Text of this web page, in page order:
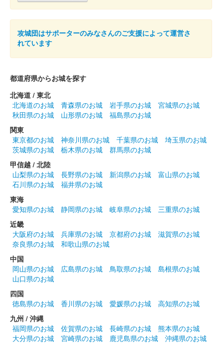
攻城団はサポーターのみなさんのご支援によって運営さ
れています
都道府県からお城を探す
北海道 / 東北
北海道のお城
青森県のお城 岩手県のお城
宮城県のお城
秋田県のお城
山形県のお城
福島県のお城
関東
東京都のお城
神奈川県のお城 千葉県のお城
埼玉県のお城
茨城県のお城
栃木県のお城
群馬県のお城
甲信越 / 北陸
山梨県のお城
長野県のお城 新潟県のお城
富山県のお城
石川県のお城
福井県のお城
東海
愛知県のお城
静岡県のお城 岐阜県のお城
三重県のお城
近畿
大阪府のお城
兵庫県のお城 京都府のお城
滋賀県のお城
奈良県のお城
和歌山県のお城
中国
岡山県のお城
広島県のお城 鳥取県のお城
島根県のお城
山口県のお城
四国
徳島県のお城
香川県のお城 愛媛県のお城
高知県のお城
九州 / 沖縄
福岡県のお城
佐賀県のお城 長崎県のお城
熊本県のお城
大分県のお城
宮崎県のお城 鹿児島県のお城 沖縄県のお城